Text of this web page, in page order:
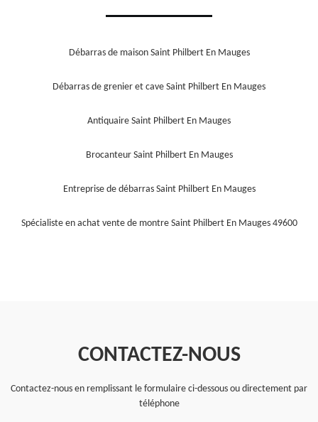
Débarras de maison Saint Philbert En Mauges
Débarras de grenier et cave Saint Philbert En Mauges
Antiquaire Saint Philbert En Mauges
Brocanteur Saint Philbert En Mauges
Entreprise de débarras Saint Philbert En Mauges
Spécialiste en achat vente de montre Saint Philbert En Mauges 49600
CONTACTEZ-NOUS
Contactez-nous en remplissant le formulaire ci-dessous ou directement par
téléphone